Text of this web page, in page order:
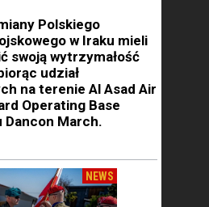
Polskiego
w Iraku mieli
swoją wytrzymałość
udział
na terenie Al Asad Air
Operating Base
Dancon March.
NEWS